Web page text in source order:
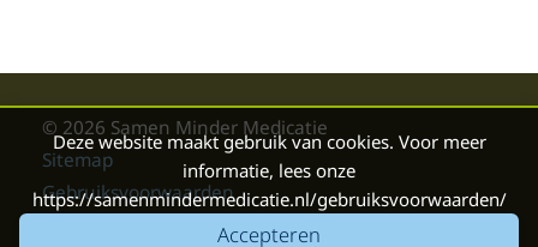
Deze website maakt gebruik van cookies. Voor meer
informatie, lees onze
https://samenmindermedicatie.nl/gebruiksvoorwaarden/
Accepteren
© 2026 Samen Minder Medicatie
Sitemap
Gebruiksvoorwaarden
Boris Hoekmeijer Webdesign